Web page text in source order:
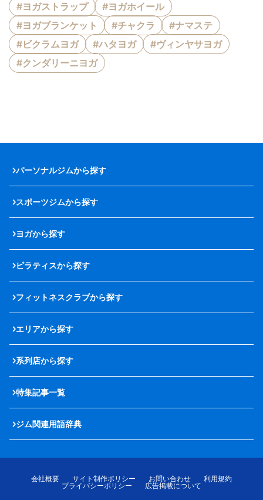
#ヨガストラップ
#ヨガホイール
#ヨガブランケット
#チャクラ
#ナマステ
#ビクラムヨガ
#ハタヨガ
#ヴィンヤサヨガ
#クンダリーニヨガ
パーソナルジムから探す
スポーツジムから探す
ヨガから探す
ピラティスから探す
フィットネスクラブから探す
エリアから探す
系列店から探す
特集記事一覧
ジム関連用語辞典
会社概要 サイト制作ポリシー お問い合わせ
利用規約
プライバシーポリシー
広告掲載について